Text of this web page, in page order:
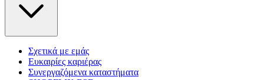
Σχετικά με εμάς
Ευκαιρίες καριέρας
Συνεργαζόμενα καταστήματα